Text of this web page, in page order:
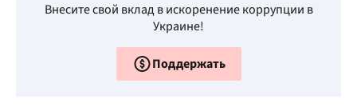
Внесите свой вклад в искоренение коррупции в
Украине!
Поддержать